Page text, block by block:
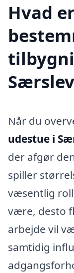
Hvad
Når du
udestue i
der afgør
spiller
væsentlig
være, desto
arbejde vil
samtidig